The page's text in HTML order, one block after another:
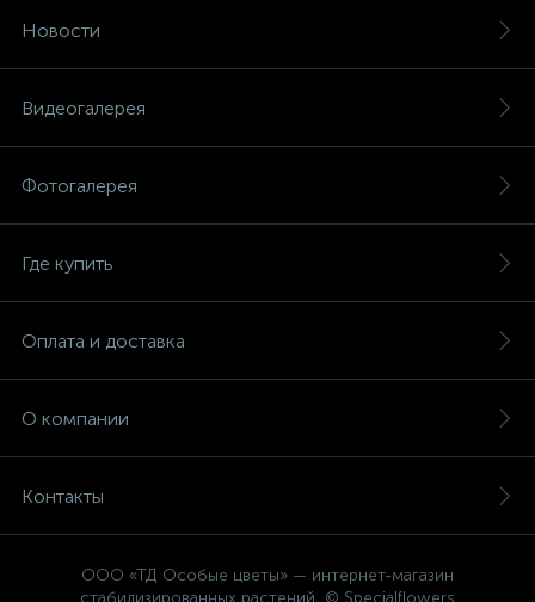
Новости
Видеогалерея
Фотогалерея
Где купить
Оплата и доставка
О компании
Контакты
ООО «ТД Особые цветы» — интернет-магазин
стабилизированных растений, © Specialflowers